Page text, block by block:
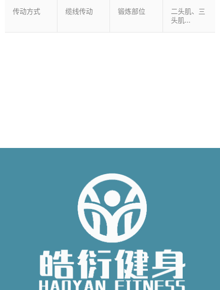
传动方式 缆线传动 锻炼部位
二头肌、三
头肌...